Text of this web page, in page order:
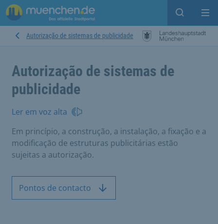
Open
Autorização de sistemas de publicidade
Autorização de sistemas de
publicidade
Ler em voz alta
Em princípio, a construção, a instalação, a fixação e a
modificação de estruturas publicitárias estão
sujeitas a autorização.
Pontos de contacto